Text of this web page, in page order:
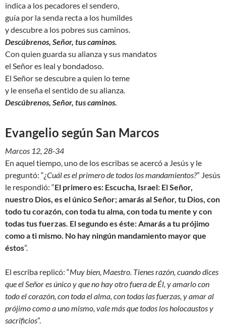
indica a los pecadores el sendero,
guía por la senda recta a los humildes
y descubre a los pobres sus caminos.
Descúbrenos, Señor, tus caminos.
Con quien guarda su alianza y sus mandatos
el Señor es leal y bondadoso.
El Señor se descubre a quien lo teme
y le enseña el sentido de su alianza.
Descúbrenos, Señor, tus caminos.
Evangelio según San Marcos
Marcos 12, 28-34
En aquel tiempo, uno de los escribas se acercó a Jesús y le
preguntó: “¿Cuál es el primero de todos los mandamientos?” Jesús
le respondió: “El primero es: Escucha, Israel: El Señor,
nuestro Dios, es el único Señor; amarás al Señor, tu Dios, con
todo tu corazón, con toda tu alma, con toda tu mente y con
todas tus fuerzas. El segundo es éste: Amarás a tu prójimo
como a ti mismo. No hay ningún mandamiento mayor que
éstos”.
El escriba replicó: “Muy bien, Maestro. Tienes razón, cuando dices
que el Señor es único y que no hay otro fuera de Él, y amarlo con
todo el corazón, con toda el alma, con todas las fuerzas, y amar al
prójimo como a uno mismo, vale más que todos los holocaustos y
sacrificios”.